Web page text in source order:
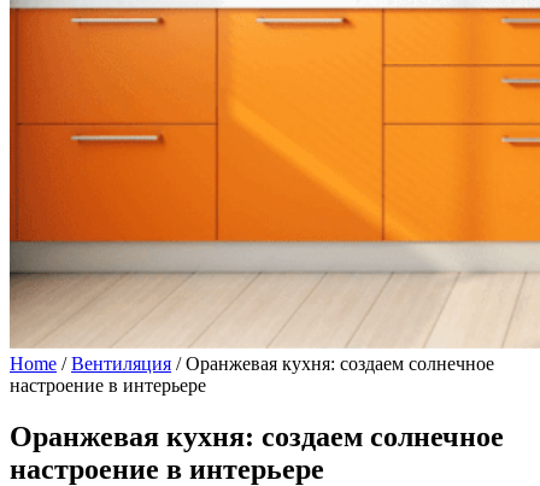
Home /Вентиляция /Оранжевая кухня: создаем солнечное
настроение в интерьере
Оранжевая кухня: создаем солнечное
настроение в интерьере